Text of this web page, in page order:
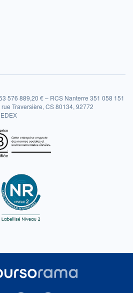
576 889,20 € – RCS Nanterre 351 058 151
Traversière, CS 80134, 92772